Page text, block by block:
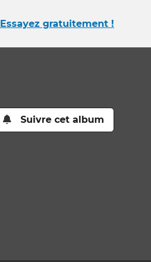
Essayez gratuitement !
Suivre cet album